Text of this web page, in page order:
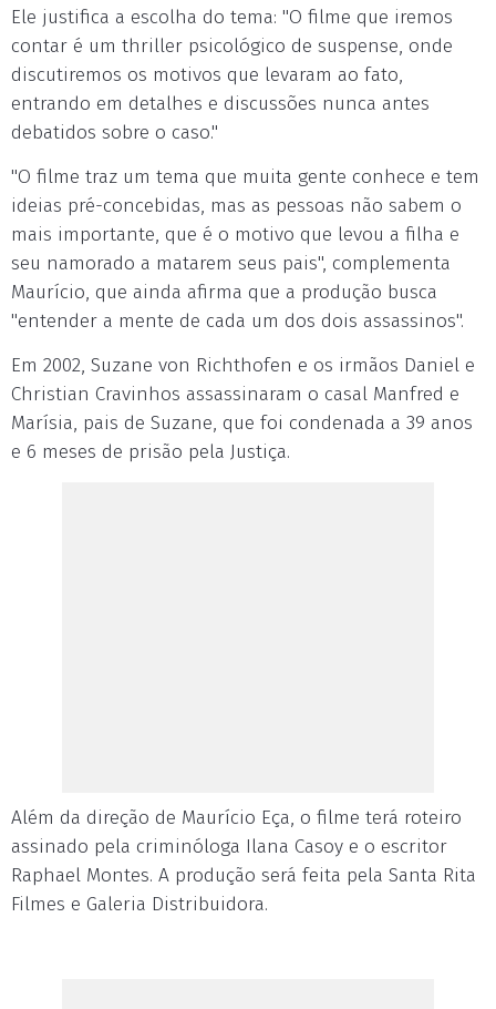
Ele justifica a escolha do tema: "O filme que iremos
contar é um thriller psicológico de suspense, onde
discutiremos os motivos que levaram ao fato,
entrando em detalhes e discussões nunca antes
debatidos sobre o caso."
"O filme traz um tema que muita gente conhece e tem
ideias pré-concebidas, mas as pessoas não sabem o
mais importante, que é o motivo que levou a filha e
seu namorado a matarem seus pais", complementa
Maurício, que ainda afirma que a produção busca
"entender a mente de cada um dos dois assassinos".
Em 2002, Suzane von Richthofen e os irmãos Daniel e
Christian Cravinhos assassinaram o casal Manfred e
Marísia, pais de Suzane, que foi condenada a 39 anos
e 6 meses de prisão pela Justiça.
Além da direção de Maurício Eça, o filme terá roteiro
assinado pela criminóloga Ilana Casoy e o escritor
Raphael Montes. A produção será feita pela Santa Rita
Filmes e Galeria Distribuidora.